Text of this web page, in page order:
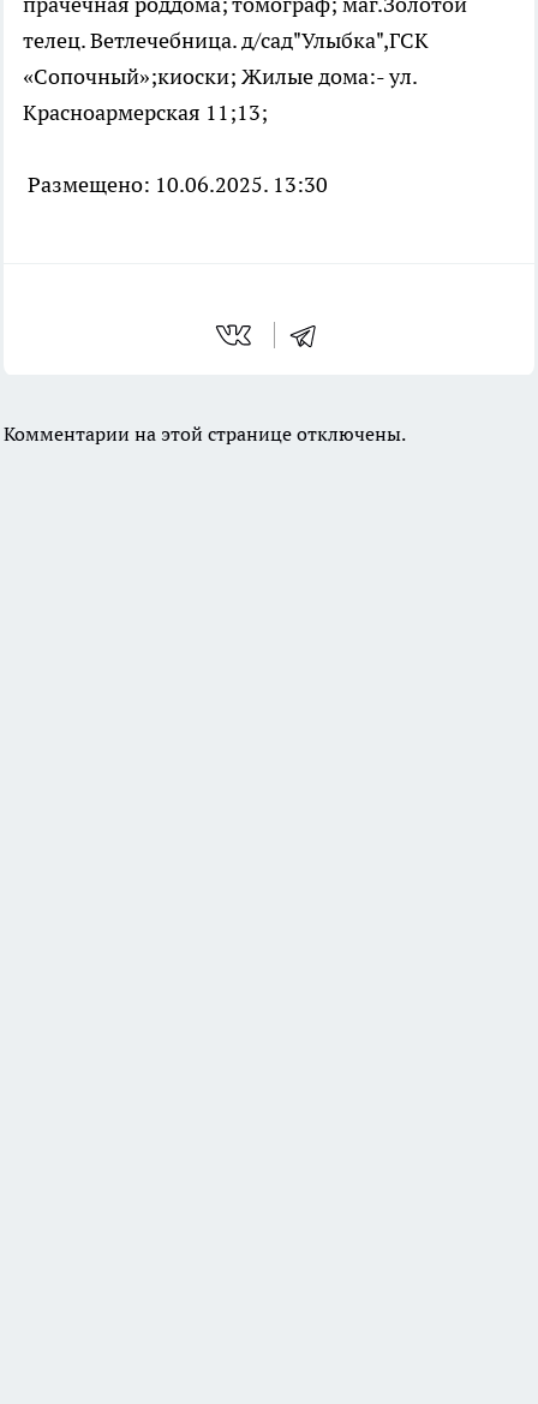
телец. Ветлечебница. д/сад"Улыбка",ГСК
«Сопочный»;киоски; Жилые дома:- ул.
Красноармерская 11;13;
Размещено: 10.06.2025. 13:30
Комментарии на этой странице отключены.